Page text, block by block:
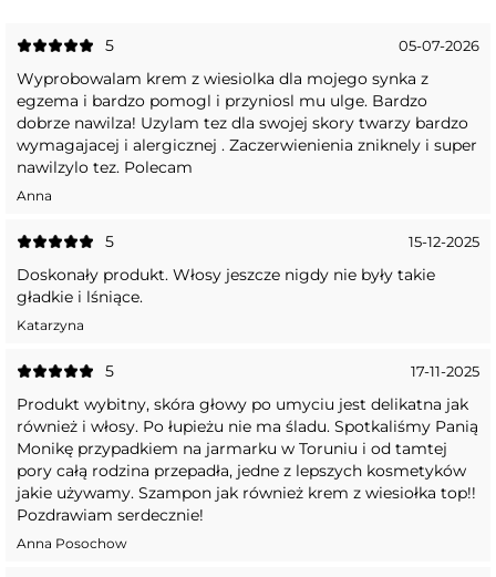
5 05-07-2026
Wyprobowalam krem z wiesiolka dla mojego synka z
egzema i bardzo pomogl i przyniosl mu ulge. Bardzo
dobrze nawilza! Uzylam tez dla swojej skory twarzy bardzo
wymagajacej i alergicznej . Zaczerwienienia zniknely i super
nawilzylo tez. Polecam
Anna
5 15-12-2025
Doskonały produkt. Włosy jeszcze nigdy nie były takie
gładkie i lśniące.
Katarzyna
5 17-11-2025
Produkt wybitny, skóra głowy po umyciu jest delikatna jak
również i włosy. Po łupieżu nie ma śladu. Spotkaliśmy Panią
Monikę przypadkiem na jarmarku w Toruniu i od tamtej
pory całą rodzina przepadła, jedne z lepszych kosmetyków
jakie używamy. Szampon jak również krem z wiesiołka top!!
Pozdrawiam serdecznie!
Anna Posochow